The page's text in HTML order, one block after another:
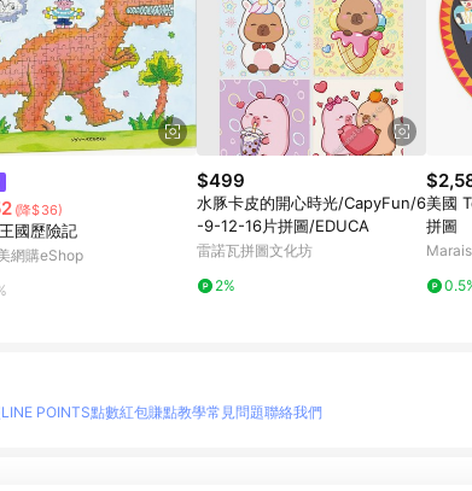
(降$36)
國歷險記
網購eShop
$499
水豚卡皮的開心時光/CapyFun/6
-9-12-16片拼圖/EDUCA
雷諾瓦拼圖文化坊
2%
美國
拼圖
LINE POINTS點數紅包賺點教學常見問題聯絡我們